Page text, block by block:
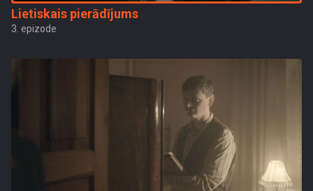
Lietiskais pierādījums
3. epizode